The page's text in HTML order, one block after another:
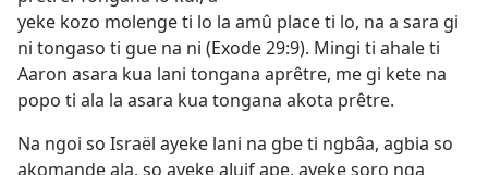
yeke kozo molenge ti lo la amû place ti lo, na a sara gi
ni tongaso ti gue na ni (Exode 29:⁠9). Mingi ti ahale ti
Aaron asara kua lani tongana aprêtre, me gi kete na
popo ti ala la asara kua tongana akota prêtre.
Na ngoi so Israël ayeke lani na gbe ti ngbâa, agbia so
akomande ala, so ayeke aJuif ape, ayeke soro nga